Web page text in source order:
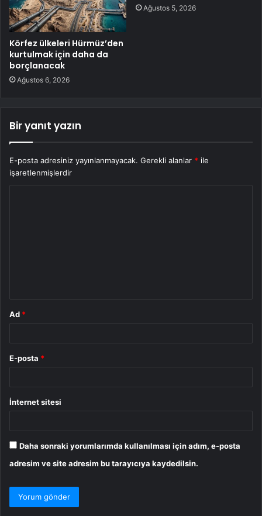
Körfez ülkeleri Hürmüz’den
kurtulmak için daha da
borçlanacak
Ağustos 6, 2026
Ağustos 5, 2026
Bir yanıt yazın
E-posta adresiniz yayınlanmayacak. Gerekli alanlar * ile
işaretlenmişlerdir
Ad *
E-posta *
İnternet sitesi
Daha sonraki yorumlarımda kullanılması için adım, e-posta
adresim ve site adresim bu tarayıcıya kaydedilsin.